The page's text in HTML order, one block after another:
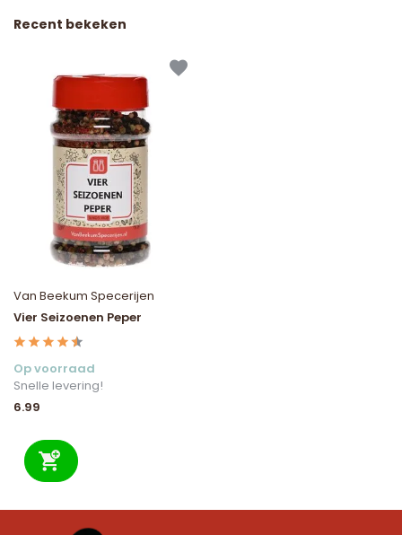
Recent bekeken
Van Beekum Specerijen
Vier Seizoenen Peper
Op voorraad
Snelle levering!
6.99